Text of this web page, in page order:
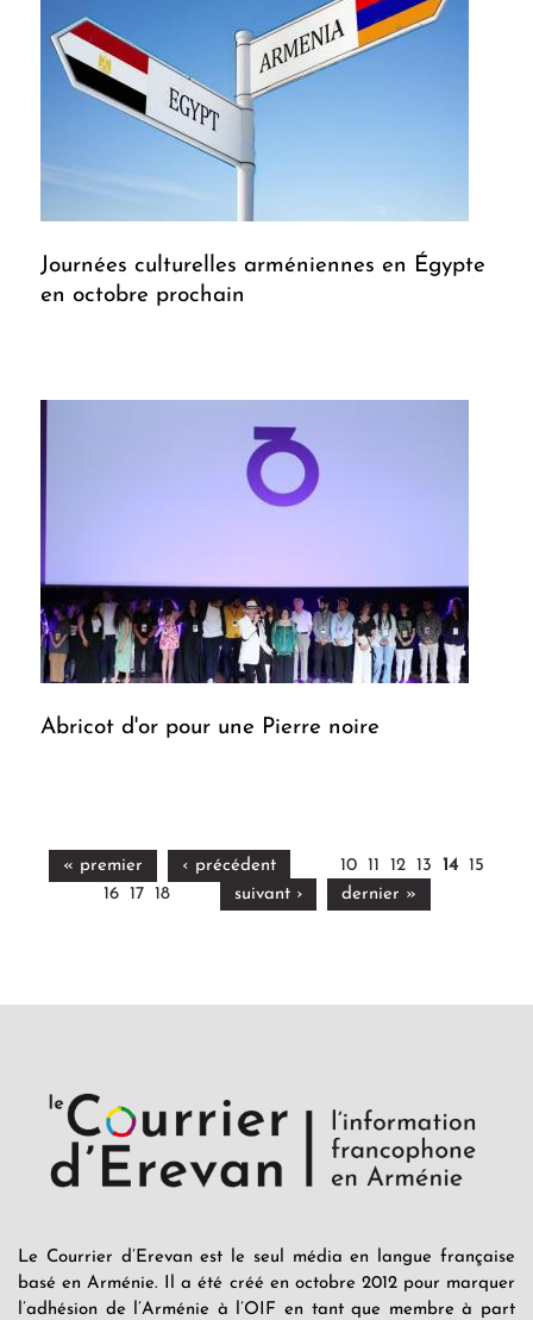
Journées culturelles arméniennes en Égypte
en octobre prochain
Abricot d'or pour une Pierre noire
« premier ‹ précédent 10 11 12 13 14
15
16
17 18 suivant › dernier »
Le Courrier d’Erevan est le seul média en langue française
basé en Arménie. Il a été créé en octobre 2012 pour marquer
l’adhésion de l’Arménie à l’OIF en tant que membre à part